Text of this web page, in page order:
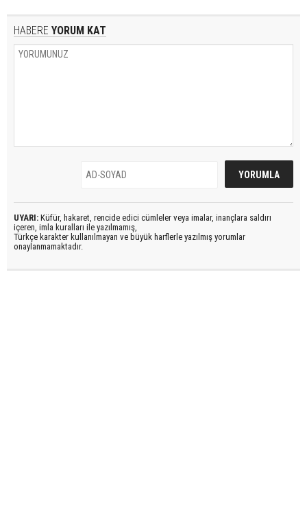
HABERE YORUM KAT
UYARI: Küfür, hakaret, rencide edici cümleler veya imalar, inançlara saldırı
içeren, imla kuralları ile yazılmamış,
Türkçe karakter kullanılmayan ve büyük harflerle yazılmış yorumlar
onaylanmamaktadır.